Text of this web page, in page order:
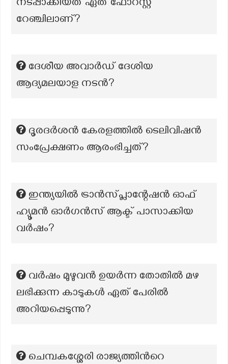
നടപ്പാക്കിയത് ഏത് ഫോറസ്റ്റ്
റേഞ്ചിലാണ്?
ദേശീയ അവാർഡ് ദേശിയ
ആദ്യമലയാള നടൻ?
ദൂരദര്‍ശന്‍ കേരളത്തില്‍ ടെലിവിഷന്‍
സംപ്രേക്ഷണം ആരംഭിച്ചത്?
ഇന്ത്യയിൽ ട്രാൻസ്‌പ്ലാന്റേഷൻ ഓഫ്
ഹ്യൂമൻ ഓർഗൻസ് ആക്ട് പാസാക്കിയ
വർഷം?
വർഷം മുഴുവൻ ഉയർന്ന തോതിൽ മഴ
ലഭിക്കുന്ന കാടുകൾ ഏത് പേരിൽ
അറിയപ്പെടുന്നു?
ചെമ്പകശ്ശേരി രാജ്യത്തിന്‍റെ